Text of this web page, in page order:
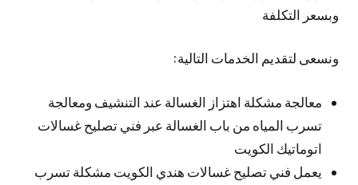
وبسعر التكلفة
ونسعى لتقديم الخدمات التالية:
معالجة مشكلة اهتزاز الغسالة عند التنشيف ومعالجة
تسرب المياه من باب الغسالة عبر فني تصليح غسالات
اتوماتيك الكويت
يعمل فني تصليح غسالات هندي الكويت مشكلة تسرب